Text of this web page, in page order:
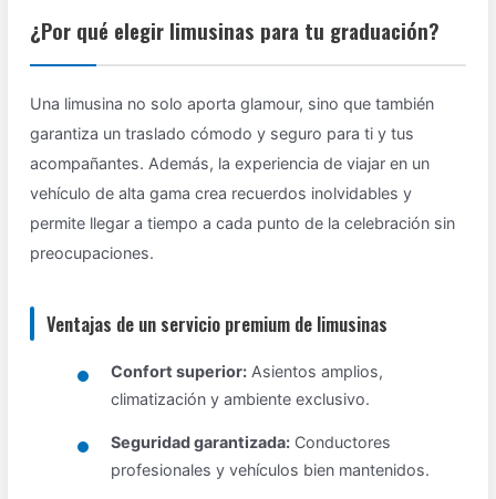
¿Por qué elegir limusinas para tu graduación?
Una limusina no solo aporta glamour, sino que también
garantiza un traslado cómodo y seguro para ti y tus
acompañantes. Además, la experiencia de viajar en un
vehículo de alta gama crea recuerdos inolvidables y
permite llegar a tiempo a cada punto de la celebración sin
preocupaciones.
Ventajas de un servicio premium de limusinas
Confort superior: Asientos amplios,
climatización y ambiente exclusivo.
Seguridad garantizada: Conductores
profesionales y vehículos bien mantenidos.